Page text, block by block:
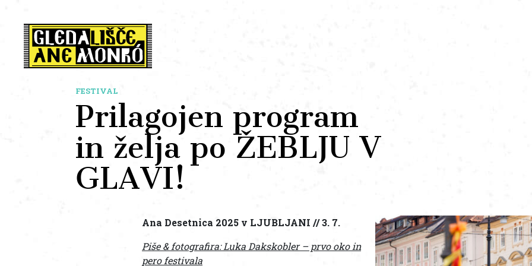
FESTIVAL
Prilagojen program
in želja po ŽEBLJU V
GLAVI!
Ana Desetnica 2025 v LJUBLJANI // 3. 7.
Piše & fotografira: Luka Dakskobler – prvo oko in
pero festivala